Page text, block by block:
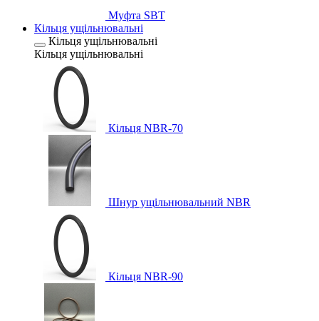
Муфта SBT
Кільця ущільнювальні
Кільця ущільнювальні
Кільця ущільнювальні
Кільця NBR-70
Шнур ущільнювальний NBR
Кільця NBR-90